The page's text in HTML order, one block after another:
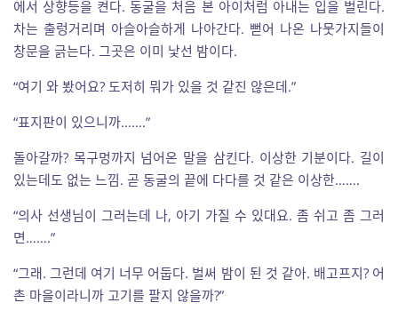
에서 상향등을 켠다. 동굴을 처음 본 아이처럼 아내는 입을 벌린다.
차는 출렁거리며 아슬아슬하게 나아간다. 뻗어 나온 나뭇가지들이
창문을 긁는다. 그곳은 이미 낯선 밤이다.
“여기 와 봤어요? 도저히 뭐가 있을 것 같진 않은데.”
“표지판이 있으니까…….”
돌아갈까? 목구멍까지 넘어온 말을 삼킨다. 이상한 기분이다. 길이
있는데도 없는 느낌. 곧 동굴의 끝에 다다를 것 같은 이상한…….
“의사 선생님이 그러는데 나, 아기 가질 수 있대요. 좀 쉬고 좀 그러
면…….”
“그래. 그런데 여기 너무 어둡다. 벌써 밤이 된 것 같아. 배고프지? 어
촌 마을이라니까 고기를 팔지 않을까?”